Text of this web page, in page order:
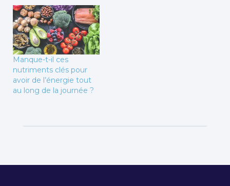
Manque-t-il ces
nutriments clés pour
avoir de l’énergie tout
au long de la journée ?